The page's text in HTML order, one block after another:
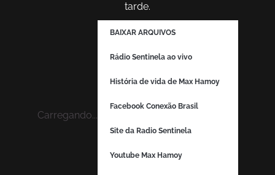
tarde.
Carregando...
BAIXAR ARQUIVOS
Rádio Sentinela ao vivo
História de vida de Max Hamoy
Facebook Conexão Brasil
Site da Radio Sentinela
Youtube Max Hamoy